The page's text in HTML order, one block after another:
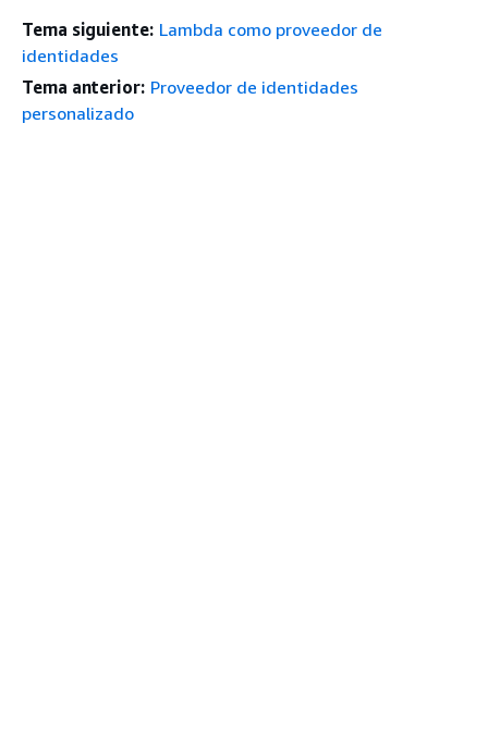
Tema siguiente: Lambda como proveedor de
identidades
Tema anterior: Proveedor de identidades
personalizado